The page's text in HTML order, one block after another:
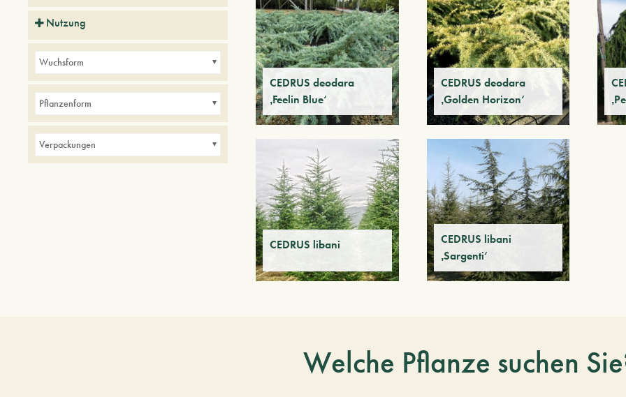
CEDRUS deodara
‚Feelin Blue‘
CEDRUS deodara
‚Golden Horizon‘
CEDRUS libani
CEDRUS libani
‚Sargenti‘
Nutzung
Wuchsform
Pflanzenform
Verpackungen
Welche Pflanze suchen